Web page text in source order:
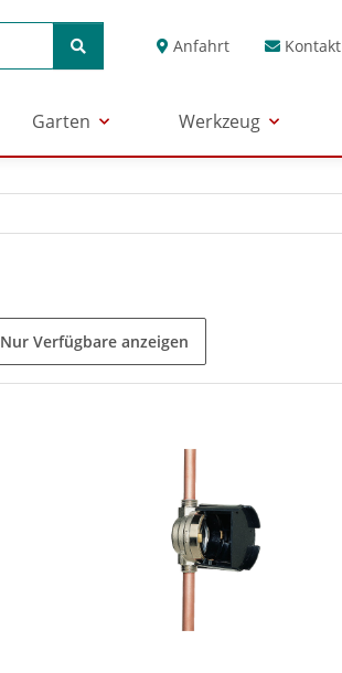
Anfahrt Kontakt
Garten Werkzeug
Nur Verfügbare anzeigen